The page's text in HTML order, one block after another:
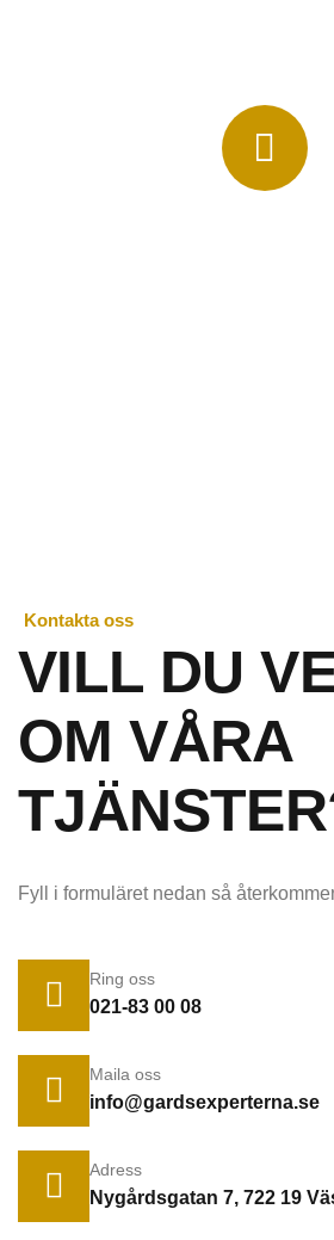
Kontakta oss
VILL DU
OM VÅRA
Fyll i formuläret nedan så
Ring oss
021-83 00 08
Maila oss
info@gardsexperterna.se
Adress
Nygårdsgatan 7, 722 19